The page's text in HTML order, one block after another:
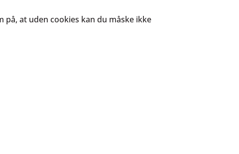
at uden cookies kan du måske ikke